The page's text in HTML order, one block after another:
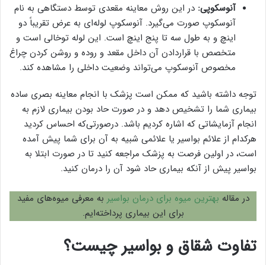
آنوسکوپی: در این روش معاینه مقعدی توسط دستگاهی به نام
آنوسکوپ صورت می‌گیرد. آنوسکوپ لوله‌ای به عرض تقریباً دو
اینچ و به طول سه تا پنج اینچ است. این لوله توخالی است و
متخصص با قراردادن آن داخل مقعد و روده و روشن کردن چراغ
مخصوص آنوسکوپ می‌تواند وضعیت داخلی را مشاهده کند.
توجه داشته باشید که ممکن است پزشک با انجام معاینه بصری ساده
بیماری شما را تشخیص دهد و در صورت حاد بودن بیماری لازم به
انجام آزمایشاتی که اشاره کردیم باشد. درصورتی‌که احساس کردید
هرکدام از علائم بواسیر یا علائمی شبیه به آن برای شما پیش ‌آمده
است، در اولین فرصت به پزشک مراجعه کنید تا در صورت ابتلا به
بواسیر پیش از آنکه بیماری حاد شود آن را درمان کنید.
در مقاله بهترین میوه برای درمان بواسیر به معرفی میوه‌های مفید
برای این بیماری پرداخته‌ایم.
تفاوت شقاق و بواسیر چیست؟